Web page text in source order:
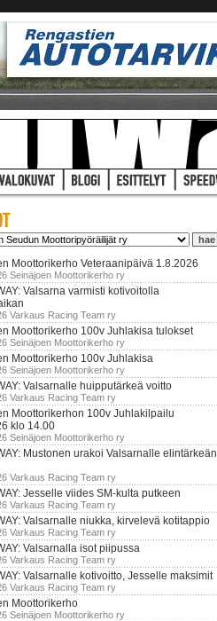
Moottorikerho Veteraanipäivä 1.8.2026
Seinäjoen Moottorikerho ry
Valsarna varmisti kotivoitolla
Varkaus Racing Team ry
Moottorikerho 100v Juhlakisa tulokset
Seinäjoen Moottorikerho ry
Moottorikerho 100v Juhlakisa
Seinäjoen Moottorikerho ry
Valsarnalle huipputärkeä voitto
Varkaus Racing Team ry
Moottorikerhon 100v Juhlakilpailu
klo 14.00
Seinäjoen Moottorikerho ry
Mustonen urakoi Valsarnalle elintärkeän
Varkaus Racing Team ry
Jesselle viides SM-kulta putkeen
Varkaus Racing Team ry
Valsarnalle niukka, kirvelevä kotitappio
Varkaus Racing Team ry
Valsarnalla isot piipussa
Varkaus Racing Team ry
Valsarnalle kotivoitto, Jesselle maksimit
Varkaus Racing Team ry
Moottorikerho
Seinäjoen Moottorikerho ry